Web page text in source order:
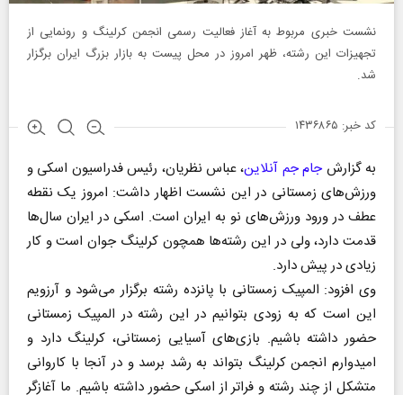
نشست خبری مربوط به آغاز فعالیت رسمی انجمن کرلینگ و رونمایی از
تجهیزات این رشته، ظهر امروز در محل پیست به بازار بزرگ ایران برگزار
شد.
کد خبر: ۱۴۳۶۸۶۵
به گزارشجام جم آنلاین، عباس نظریان، رئیس فدراسیون اسکی و
ورزش‌های زمستانی در این نشست اظهار داشت: امروز یک نقطه
عطف در ورود ورزش‌های نو به ایران است. اسکی در ایران سال‌ها
قدمت دارد، ولی در این رشته‌ها همچون کرلینگ جوان است و کار
زیادی در پیش دارد.
وی افزود: المپیک زمستانی با پانزده رشته برگزار می‌شود و آرزویم
این است که به زودی بتوانیم در این رشته در المپیک زمستانی
حضور داشته باشیم. بازی‌های آسیایی زمستانی، کرلینگ دارد و
امیدوارم انجمن کرلینگ بتواند به رشد برسد و در آنجا با کاروانی
متشکل از چند رشته و فراتر از اسکی حضور داشته باشیم. ما آغازگر